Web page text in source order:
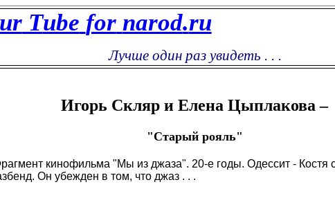
Тube for narod.ru
Лучше один раз увидеть . . .
Игорь Скляр и Елена Цыплакова –
"Старый рояль"
кинофильма "Мы из джаза". 20-е годы. Одессит - Костя
Он убежден в том, что джаз . . .